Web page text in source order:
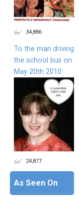
34,886
To the man driving
the school bus on
May 20th 2010
24,877
As Seen On